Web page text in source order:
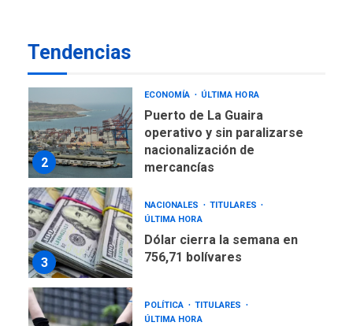
Tendencias
1
2
ECONOMÍA ÚLTIMA HORA
Puerto de La Guaira
operativo y sin paralizarse
nacionalización de
mercancías
3
NACIONALES
TITULARES
ÚLTIMA HORA
Dólar cierra la semana en
756,71 bolívares
POLÍTICA
TITULARES
ÚLTIMA HORA